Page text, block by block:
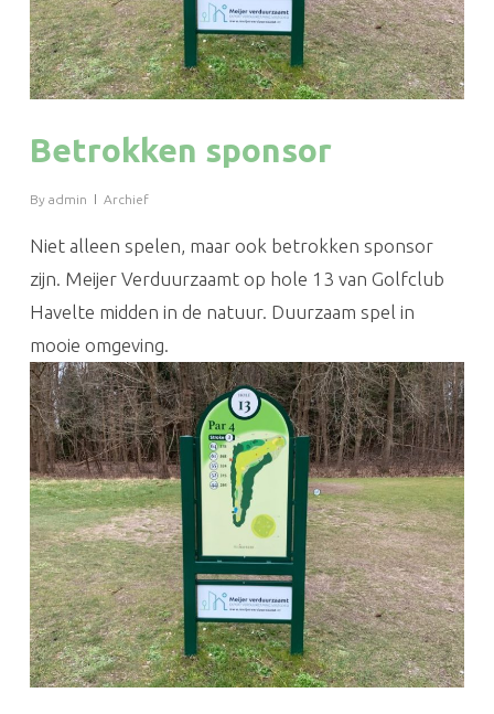
Betrokken sponsor
By admin Archief
Niet alleen spelen, maar ook betrokken sponsor
zijn. Meijer Verduurzaamt op hole 13 van Golfclub
Havelte midden in de natuur. Duurzaam spel in
mooie omgeving.